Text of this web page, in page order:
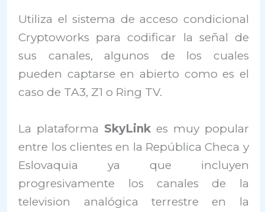
Utiliza el sistema de acceso condicional
Cryptoworks para codificar la señal de
sus canales, algunos de los cuales
pueden captarse en abierto como es el
caso de TA3, Z1 o Ring TV.
La plataforma SkyLink es muy popular
entre los clientes en la República Checa y
Eslovaquia ya que incluyen
progresivamente los canales de la
television analógica terrestre en la